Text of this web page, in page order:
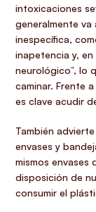
intoxicaciones
generalmente
inespecífica,
inapetencia y,
neurológico”, lo
caminar. Frente
es clave acudir
También
envases y
mismos envases
disposición de
consumir el